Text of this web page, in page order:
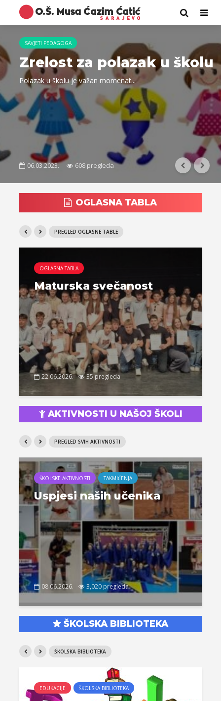
SAVJETI PEDAGOGA
Zrelost za polazak u školu
Polazak u školu je važan momenat...
06.03.2023. 608 pregleda
OGLASNA TABLA
PREGLED OGLASNE TABLE
OGLASNA TABLA
Maturska svečanost
22.06.2026. 35 pregleda
AKTIVNOSTI U NAŠOJ ŠKOLI
PREGLED SVIH AKTIVNOSTI
ŠKOLSKE AKTIVNOSTI TAKMIČENJA
Uspjesi naših učenika
08.06.2026. 3,020 pregleda
ŠKOLSKA BIBLIOTEKA
ŠKOLSKA BIBLIOTEKA
EDUKACIJE ŠKOLSKA BIBLIOTEKA